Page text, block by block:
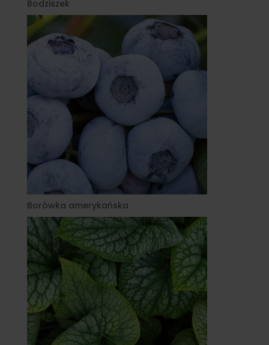
Bodziszek
Borówka amerykańska